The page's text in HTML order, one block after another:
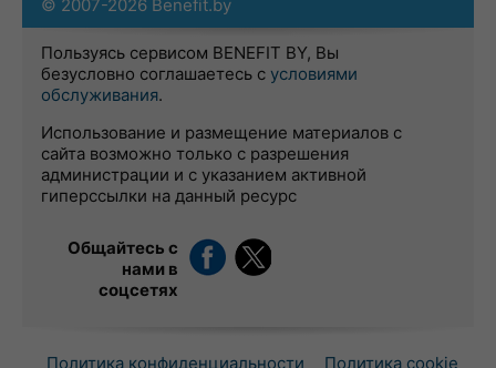
© 2007-2026 Benefit.by
Пользуясь сервисом BENEFIT BY, Вы
безусловно соглашаетесь с условиями
обслуживания.
Использование и размещение материалов с
сайта возможно только с разрешения
администрации и с указанием активной
гиперссылки на данный ресурс
Общайтесь с
нами в
соцсетях
Политика конфиденциальности Политика cookie